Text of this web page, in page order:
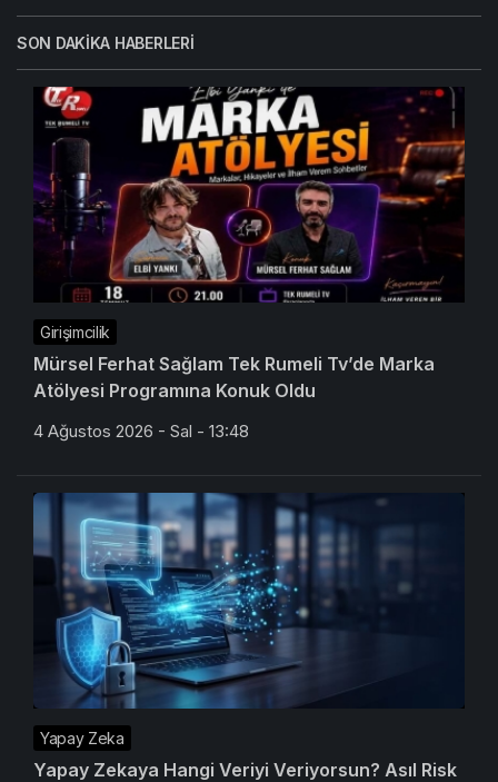
SON DAKIKA HABERLERI
Girişimcilik
Mürsel Ferhat Sağlam Tek Rumeli Tv’de Marka
Atölyesi Programına Konuk Oldu
4 Ağustos 2026 - Sal - 13:48
Yapay Zeka
Yapay Zekaya Hangi Veriyi Veriyorsun? Asıl Risk